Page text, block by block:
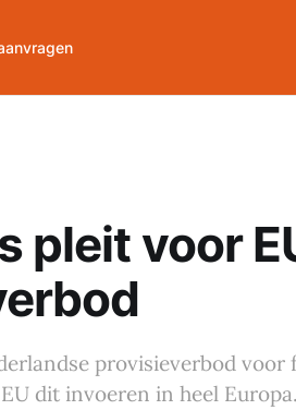
pleit voor
provisieverbod voor
dit invoeren in heel